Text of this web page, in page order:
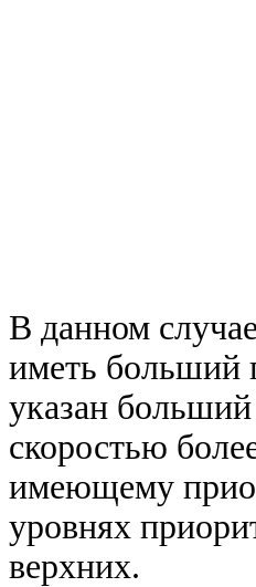
В данном
иметь больший
указан больший
скоростью
имеющему
уровнях
верхних.